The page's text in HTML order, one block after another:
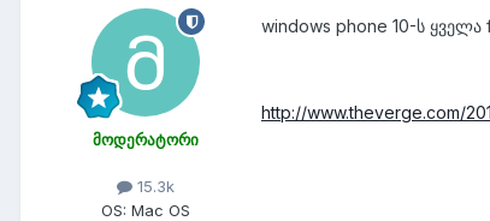
მოდერატორი
15.3k
OS: Mac OS
windows phone 10-ს ყველა
http://www.theverge.com/